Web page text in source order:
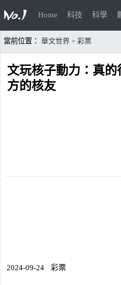
Home 科技 科學
當前位置： 華文世界 > 彩票
文玩核子動力：真
方的核友
2024-09-24 彩票